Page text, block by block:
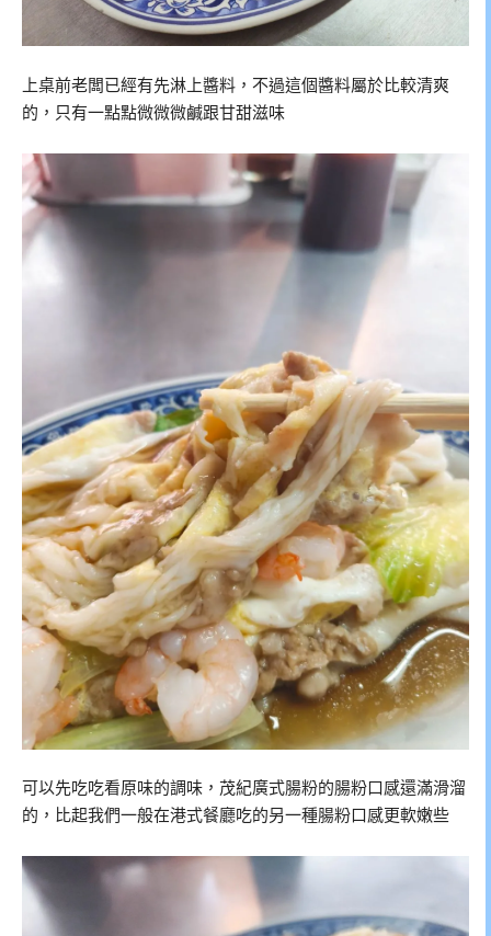
上桌前老闆已經有先淋上醬料，不過這個醬料屬於比較清爽
的，只有一點點微微微鹹跟甘甜滋味
可以先吃吃看原味的調味，茂紀廣式腸粉的腸粉口感還滿滑溜
的，比起我們一般在港式餐廳吃的另一種腸粉口感更軟嫩些